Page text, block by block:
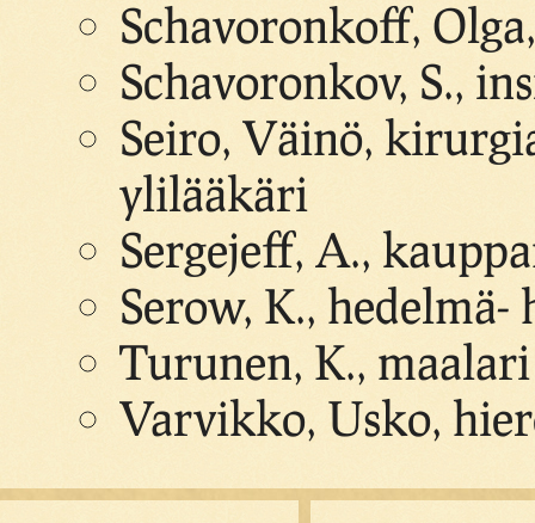
Schavoronkoff,
Schavoronkov, S.,
Seiro, Väinö,
ylilääkäri
Sergejeff, A.,
Serow, K.,
Turunen, K., maalari
Varvikko, Usko,